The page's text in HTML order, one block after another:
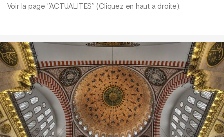
Voir la page ’’ACTUALITES’’ (Cliquez en haut a droite).